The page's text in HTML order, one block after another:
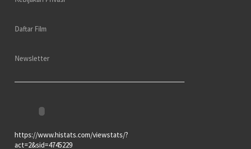
Daftar Film
Newsletter
https://www.histats.com/viewstats/?
act=2&sid=4745229